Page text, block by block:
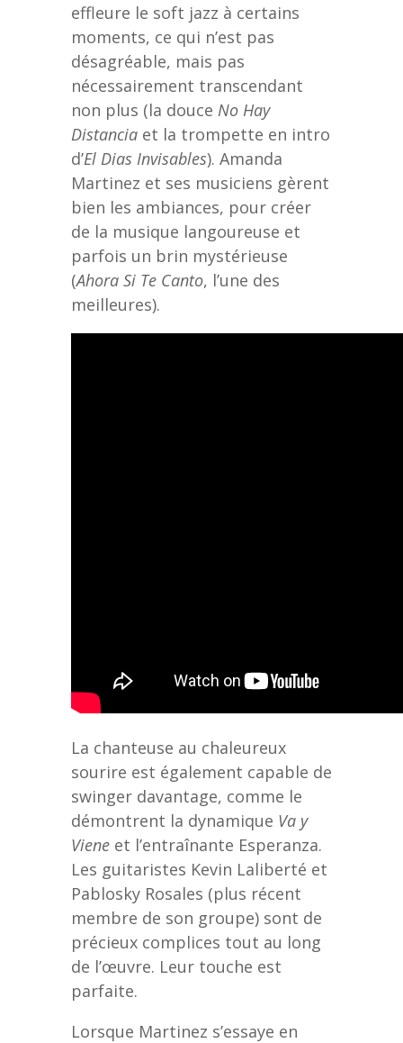
effleure le soft jazz à certains
moments, ce qui n’est pas
désagréable, mais pas
nécessairement transcendant
non plus (la douce No Hay
Distancia et la trompette en intro
d’El Dias Invisables). Amanda
Martinez et ses musiciens gèrent
bien les ambiances, pour créer
de la musique langoureuse et
parfois un brin mystérieuse
(Ahora Si Te Canto, l’une des
meilleures).
La chanteuse au chaleureux
sourire est également capable de
swinger davantage, comme le
démontrent la dynamique Va y
Viene et l’entraînante Esperanza.
Les guitaristes Kevin Laliberté et
Pablosky Rosales (plus récent
membre de son groupe) sont de
précieux complices tout au long
de l’œuvre. Leur touche est
parfaite.
Lorsque Martinez s’essaye en